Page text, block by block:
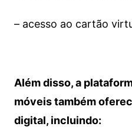
– acesso ao cartão
Além disso, a
móveis também
digital, incluindo: